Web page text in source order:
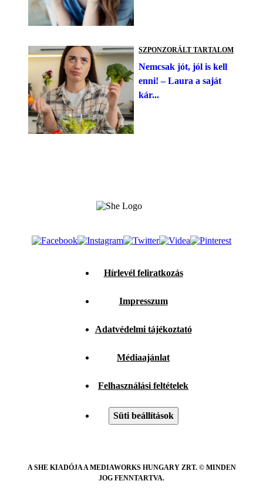
SZPONZORÁLT TARTALOM
Nemcsak jót, jól is kell
enni! – Laura a saját
kár...
Hírlevél feliratkozás
Impresszum
Adatvédelmi tájékoztató
Médiaajánlat
Felhasználási feltételek
Süti beállítások
A SHE KIADÓJA A MEDIAWORKS HUNGARY ZRT. © MINDEN
JOG FENNTARTVA.